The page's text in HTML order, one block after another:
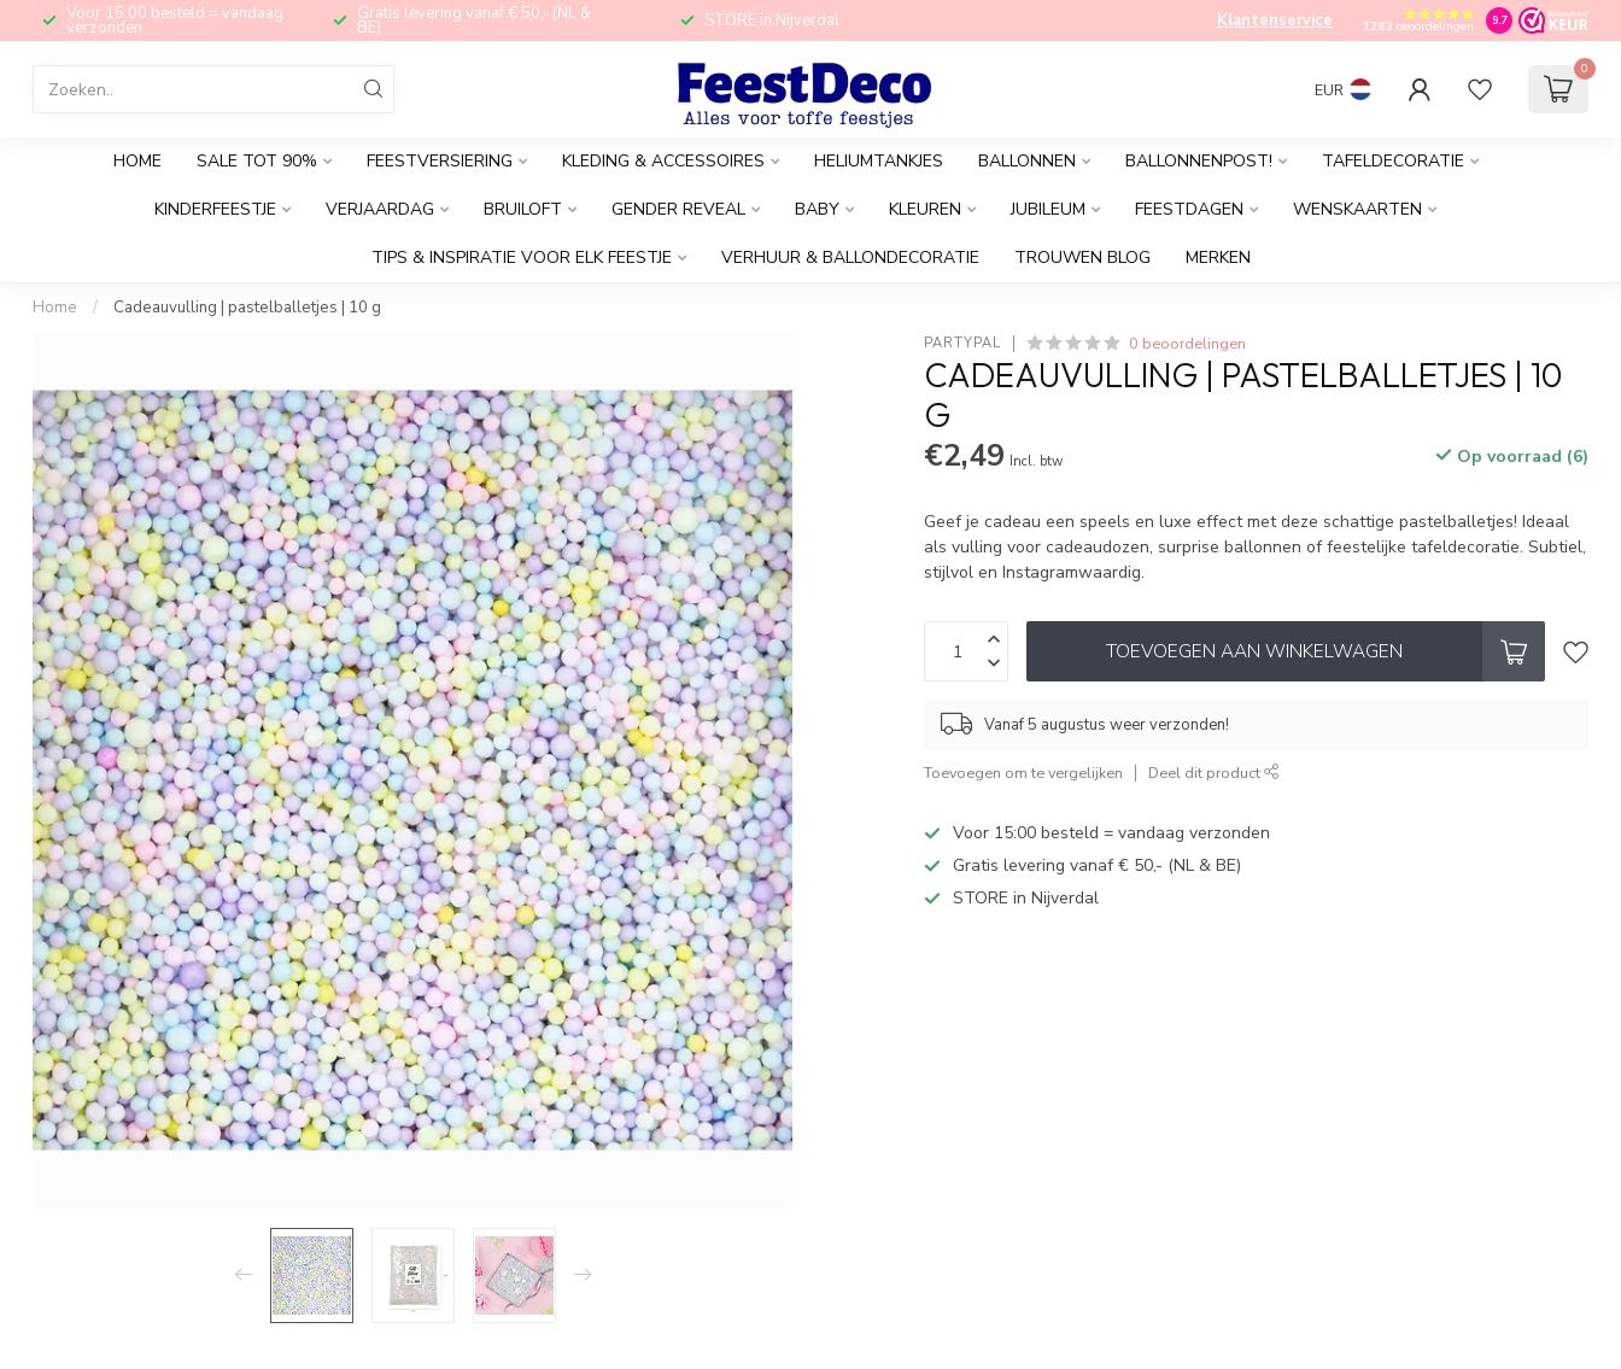
Voor 15:00 besteld = vandaag
verzonden
Gratis levering vanaf € 50,- (NL &
BE) STORE in Nijverdal Klantenservice 1283beoordelingen 9.7
EUR
0
HOME SALE TOT 90% FEESTVERSIERING KLEDING & ACCESSOIRES HELIUMTANKJES BALLONNEN BALLONNENPOST! TAFELDECORATIE
KINDERFEESTJE VERJAARDAG BRUILOFT GENDER REVEAL BABY KLEUREN JUBILEUM FEESTDAGEN WENSKAARTEN
TIPS & INSPIRATIE VOOR ELK FEESTJE VERHUUR & BALLONDECORATIE TROUWEN BLOG MERKEN
Home / Cadeauvulling | pastelballetjes | 10 g
PARTYPAL 0 beoordelingen
CADEAUVULLING | PASTELBALLETJES | 10
G
€2,49 Incl. btw Op voorraad (6)
Geef je cadeau een speels en luxe effect met deze schattige pastelballetjes! Ideaal
als vulling voor cadeaudozen, surprise ballonnen of feestelijke tafeldecoratie. Subtiel,
stijlvol en Instagramwaardig.
TOEVOEGEN AAN WINKELWAGEN
Vanaf 5 augustus weer verzonden!
Toevoegen om te vergelijken Deel dit product
Voor 15:00 besteld = vandaag verzonden
Gratis levering vanaf € 50,- (NL & BE)
STORE in Nijverdal